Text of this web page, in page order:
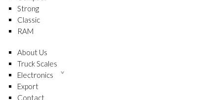
Strong
Classic
RAM
About Us
Truck Scales
Electronics
Export
Contact